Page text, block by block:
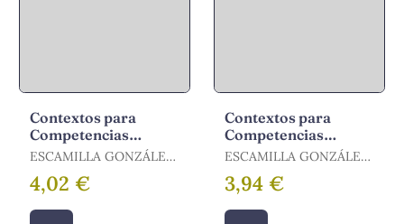
Contextos para
Competencias
Básicas, Educación
ESCAMILLA GONZÁLEZ,
AMPARO
4,02 €
Contextos para
Competencias
Básicas, Educación
6
ESCAMILLA GONZÁLEZ,
AMPARO
3,94 €